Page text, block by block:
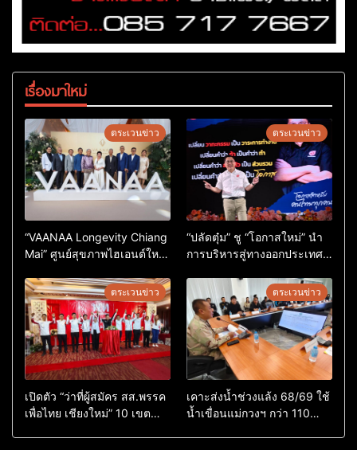
เรื่องมาใหม่
ตระเวนข่าว
“VAANAA Longevity Chiang
Mai” ศูนย์สุขภาพไฮเอนต์ใหญ่
ตระเวนข่าว
“ปลัดตุ๋ม” ชู “โอกาสใหม่” นำ
การบริหารสู่ทางออกประเทศ
ตระเวนข่าว
เปิดตัว “ว่าที่ผู้สมัคร สส.พรรค
เพื่อไทย เชียงใหม่” 10 เขต
ตระเวนข่าว
เคาะส่งน้ำช่วงแล้ง 68/69 ใช้
น้ำเขื่อนแม่กวงฯ กว่า 110